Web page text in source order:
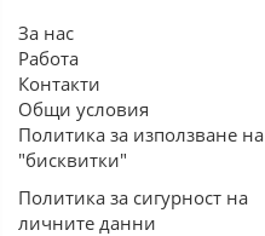
За нас
Работа
Контакти
Общи условия
Политика за използване на
"бисквитки"
Политика за сигурност на
личните данни